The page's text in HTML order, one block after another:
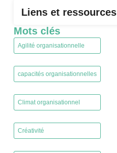
Liens et ressources
Mots clés
Agilité organisationnelle
capacités organisationnelles
Climat organisationnel
Créativité